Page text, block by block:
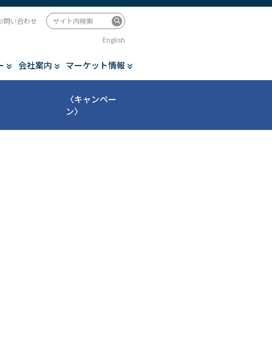
会社案内 マーケット情報
問い合わせ
English
〈キャンペー
ン〉